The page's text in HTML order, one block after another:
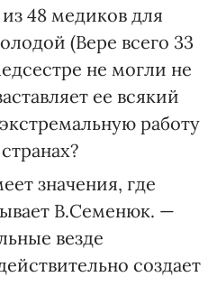
48 медиков для
(Вере всего 33
не могли не
ее всякий
работу
значения, где
В.Семенюк. —
везде
создает